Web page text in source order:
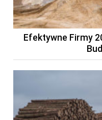
Efektywne Firmy